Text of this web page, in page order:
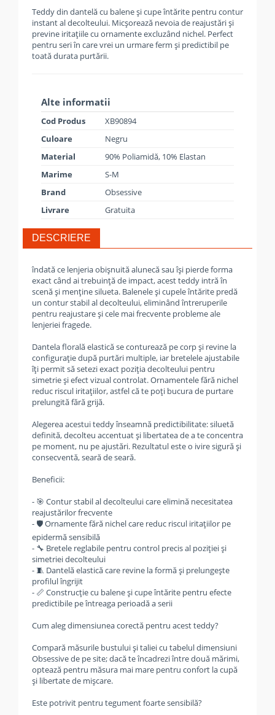
Teddy din dantelă cu balene și cupe întărite pentru contur
instant al decolteului. Micșorează nevoia de reajustări și
previne iritațiile cu ornamente excluzând nichel. Perfect
pentru seri în care vrei un urmare ferm și predictibil pe
toată durata purtării.
Alte informatii
Cod Produs
XB90894
Culoare
Negru
Material
90% Poliamidă, 10% Elastan
Marime
S-M
Brand
Obsessive
Livrare
Gratuita
DESCRIERE
îndată ce lenjeria obișnuită alunecă sau își pierde forma
exact când ai trebuință de impact, acest teddy intră în
scenă și menține silueta. Balenele și cupele întărite predă
un contur stabil al decolteului, eliminând întreruperile
pentru reajustare și cele mai frecvente probleme ale
lenjeriei fragede.
Dantela florală elastică se conturează pe corp și revine la
configurație după purtări multiple, iar bretelele ajustabile
îți permit să setezi exact poziția decolteului pentru
simetrie și efect vizual controlat. Ornamentele fără nichel
reduc riscul iritațiilor, astfel că te poți bucura de purtare
prelungită fără grijă.
Alegerea acestui teddy înseamnă predictibilitate: siluetă
definită, decolteu accentuat și libertatea de a te concentra
pe moment, nu pe ajustări. Rezultatul este o ivire sigură și
consecventă, seară de seară.
Beneficii:
- 🎯 Contur stabil al decolteului care elimină necesitatea
reajustărilor frecvente
- 🛡️ Ornamente fără nichel care reduc riscul iritațiilor pe
epidermă sensibilă
- 🔧 Bretele reglabile pentru control precis al poziției și
simetriei decolteului
- 🧵 Dantelă elastică care revine la formă și prelungește
profilul îngrijit
- 📏 Construcție cu balene și cupe întărite pentru efecte
predictibile pe întreaga perioadă a serii
Cum aleg dimensiunea corectă pentru acest teddy?
Compară măsurile bustului și taliei cu tabelul dimensiuni
Obsessive de pe site; dacă te încadrezi între două mărimi,
optează pentru măsura mai mare pentru confort la cupă
și libertate de mișcare.
Este potrivit pentru tegument foarte sensibilă?